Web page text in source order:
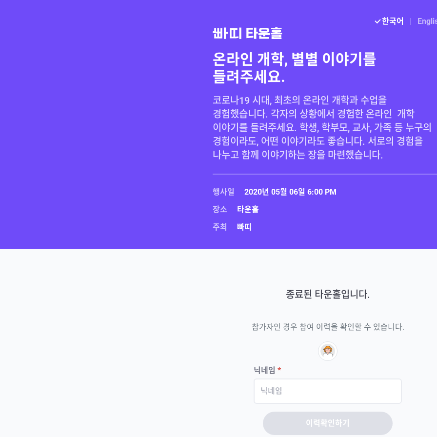
한국어 |
온라인 개학, 별별 이야기를
들려주세요.
코로나19 시대, 최초의 온라인 개학과 수업을
경험했습니다. 각자의 상황에서 경험한 온라인  개학
이야기를 들려주세요. 학생, 학부모, 교사, 가족 등 누구의
경험이라도, 어떤 이야기라도 좋습니다. 서로의 경험을
행사일
2020년 05월 06일 6:00 PM
장소
타운홀
주최
빠띠
종료된 타운홀입니다.
참가자인 경우 참여 이력을 확인할 수 있습니다.
닉네임 *